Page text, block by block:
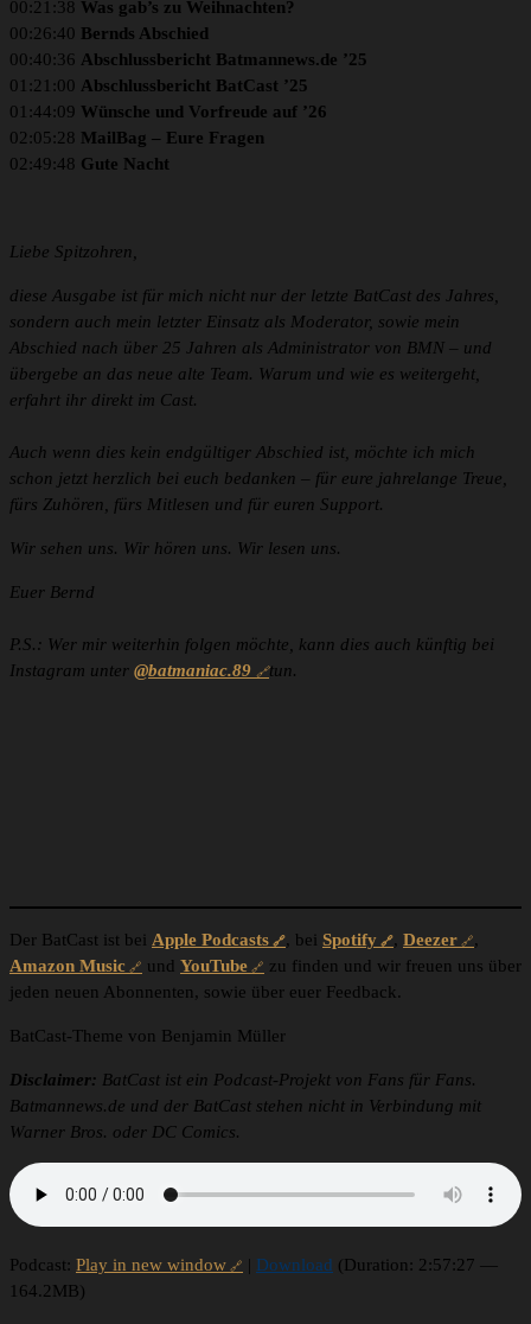
00:21:38 Was gab’s zu Weihnachten?
00:26:40 Bernds Abschied
00:40:36 Abschlussbericht Batmannews.de ’25
01:21:00 Abschlussbericht BatCast ’25
01:44:09 Wünsche und Vorfreude auf ’26
02:05:28 MailBag – Eure Fragen
02:49:48 Gute Nacht
Liebe Spitzohren,
diese Ausgabe ist für mich nicht nur der letzte BatCast des Jahres,
sondern auch mein letzter Einsatz als Moderator, sowie mein
Abschied nach über 25 Jahren als Administrator von BMN – und
übergebe an das neue alte Team. Warum und wie es weitergeht,
erfahrt ihr direkt im Cast.
Auch wenn dies kein endgültiger Abschied ist, möchte ich mich
schon jetzt herzlich bei euch bedanken – für eure jahrelange Treue,
fürs Zuhören, fürs Mitlesen und für euren Support.
Wir sehen uns. Wir hören uns. Wir lesen uns.
Euer Bernd
P.S.: Wer mir weiterhin folgen möchte, kann dies auch künftig bei
Instagram unter @batmaniac.89 tun.
Der BatCast ist bei Apple Podcasts , bei Spotify , Deezer
,
Amazon Music
und YouTube
zu finden und wir freuen uns über
jeden neuen Abonnenten, sowie über euer Feedback.
BatCast-Theme von Benjamin Müller
Disclaimer: BatCast ist ein Podcast-Projekt von Fans für Fans.
Batmannews.de und der BatCast stehen nicht in Verbindung mit
Warner Bros. oder DC Comics.
Podcast: Play in new window | Download (Duration: 2:57:27 —
164.2MB)